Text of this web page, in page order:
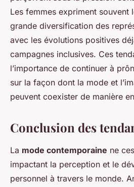
Les femmes expriment souvent
grande diversification des
avec les évolutions positives
campagnes inclusives. Ces
l’importance de continuer à
sur la façon dont la mode et
peuvent coexister de manière
Conclusion des
La mode contemporaine ne
impactant la perception et le
personnel à travers le monde.